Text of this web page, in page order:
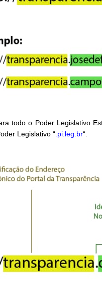
todo o Poder Legislativo
Legislativo “ .pi.leg.br“.